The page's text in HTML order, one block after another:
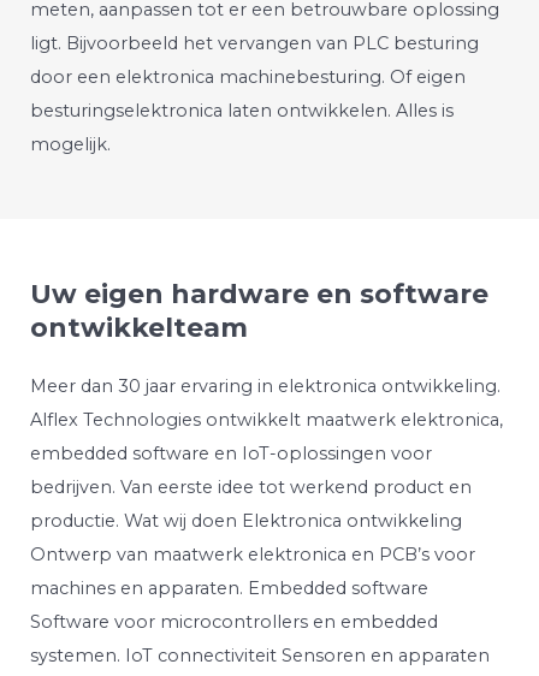
meten, aanpassen tot er een betrouwbare oplossing
ligt. Bijvoorbeeld het vervangen van PLC besturing
door een elektronica machinebesturing. Of eigen
besturingselektronica laten ontwikkelen. Alles is
mogelijk.
Uw eigen hardware en software
ontwikkelteam
Meer dan 30 jaar ervaring in elektronica ontwikkeling.
Alflex Technologies ontwikkelt maatwerk elektronica,
embedded software en IoT-oplossingen voor
bedrijven. Van eerste idee tot werkend product en
productie. Wat wij doen Elektronica ontwikkeling
Ontwerp van maatwerk elektronica en PCB’s voor
machines en apparaten. Embedded software
Software voor microcontrollers en embedded
systemen. IoT connectiviteit Sensoren en apparaten